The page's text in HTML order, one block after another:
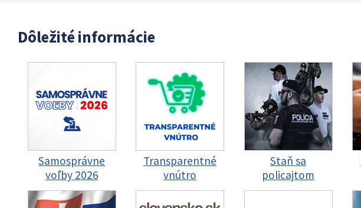
Dôležité informácie
Samosprávne
voľby 2026
Transparentné
vnútro
Staň sa
policajtom